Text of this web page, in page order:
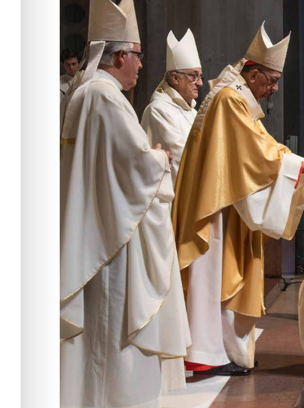
A/e: press@arqbcn.cat – Web: https://